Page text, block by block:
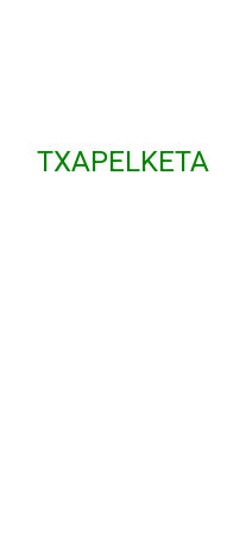
TXAPELKETA